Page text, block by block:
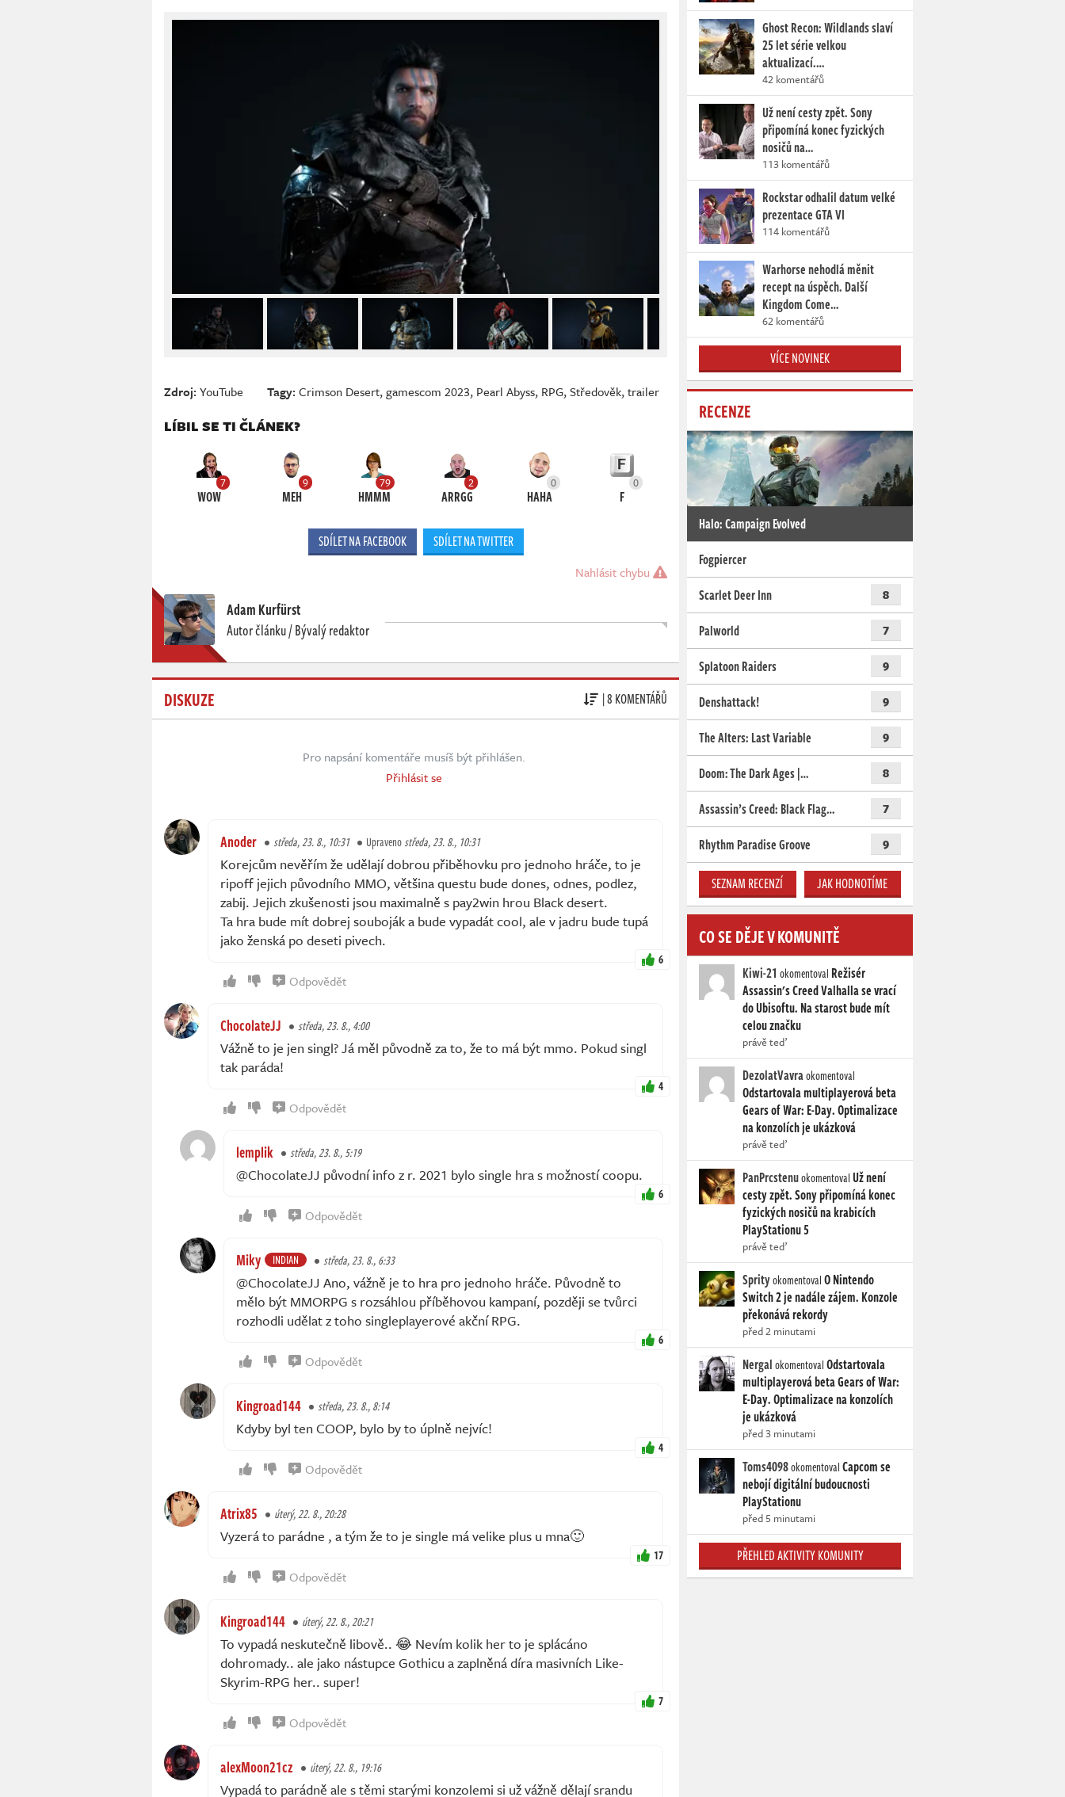
Zdroj:YouTube Tagy:Crimson Desert,gamescom 2023, Pearl Abyss, RPG,Středověk,trailer
LÍBIL SE TI ČLÁNEK?
7
WOW
9
MEH
79
HMMM
2
ARRGG
0
HAHA
0
F
SDÍLET NA FACEBOOK SDÍLET NA TWITTER
Nahlásit chybu
Adam Kurfürst
Autor článku / Bývalý redaktor
DISKUZE | 8 KOMENTÁŘŮ
Pro napsání komentáře musíš být přihlášen.
Přihlásit se
Anoder středa, 23. 8., 10:31 Upravenostředa, 23. 8., 10:31
Korejcům nevěřím že udělají dobrou přiběhovku pro jednoho hráče, to je
ripoff jejich původního MMO, většina questu bude dones, odnes, podlez,
zabij. Jejich zkušenosti jsou maximalně s pay2win hrou Black desert.
Ta hra bude mít dobrej souboják a bude vypadát cool, ale v jadru bude tupá
jako ženská po deseti pivech.
6
Odpovědět
ChocolateJJ středa, 23. 8., 4:00
Vážně to je jen singl? Já měl původně za to, že to má být mmo. Pokud singl
tak paráda!
4
Odpovědět
lemplik středa, 23. 8., 5:19
@ChocolateJJ původní info z r. 2021 bylo single hra s možností coopu.
6
Odpovědět
Miky INDIAN středa, 23. 8., 6:33
@ChocolateJJ Ano, vážně je to hra pro jednoho hráče. Původně to
mělo být MMORPG s rozsáhlou příběhovou kampaní, později se tvůrci
rozhodli udělat z toho singleplayerové akční RPG.
6
Odpovědět
Kingroad144 středa, 23. 8., 8:14
Kdyby byl ten COOP, bylo by to úplně nejvíc!
4
Odpovědět
Atrix85 úterý, 22. 8., 20:28
Vyzerá to parádne , a tým že to je single má velike plus u mna🙂
17
Odpovědět
Kingroad144 úterý, 22. 8., 20:21
To vypadá neskutečně libově.. 😂 Nevím kolik her to je splácáno
dohromady.. ale jako nástupce Gothicu a zaplněná díra masivních Like-
Skyrim-RPG her.. super!
7
Odpovědět
alexMoon21cz úterý, 22. 8., 19:16
Vypadá to parádně ale s těmi starými konzolemi si už vážně dělají srandu
Ghost Recon: Wildlands slaví
25 let série velkou
aktualizací.…
42 komentářů
Už není cesty zpět. Sony
připomíná konec fyzických
nosičů na…
113 komentářů
Rockstar odhalil datum velké
prezentace GTA VI
114 komentářů
Warhorse nehodlá měnit
recept na úspěch. Další
Kingdom Come…
62 komentářů
VÍCE NOVINEK
RECENZE
Halo: Campaign Evolved
Fogpiercer
Scarlet Deer Inn
8
Palworld 7
Splatoon Raiders 9
Denshattack! 9
The Alters: Last Variable 9
Doom: The Dark Ages |… 8
Assassin’s Creed: Black Flag… 7
Rhythm Paradise Groove 9
SEZNAM RECENZÍ JAK HODNOTÍME
CO SE DĚJE V KOMUNITĚ
Kiwi-21 okomentoval Režisér
Assassin's Creed Valhalla se vrací
do Ubisoftu. Na starost bude mít
celou značku
právě teď
DezolatVavraokomentoval
Odstartovala multiplayerová beta
Gears of War: E-Day. Optimalizace
na konzolích je ukázková
právě teď
PanPrcstenuokomentovalUž není
cesty zpět. Sony připomíná konec
fyzických nosičů na krabicích
PlayStationu 5
právě teď
SprityokomentovalO Nintendo
Switch 2 je nadále zájem. Konzole
překonává rekordy
před 2 minutami
NergalokomentovalOdstartovala
multiplayerová beta Gears of War:
E-Day. Optimalizace na konzolích
je ukázková
před 3 minutami
Toms4098okomentovalCapcom se
nebojí digitální budoucnosti
PlayStationu
před 5 minutami
PŘEHLED AKTIVITY KOMUNITY